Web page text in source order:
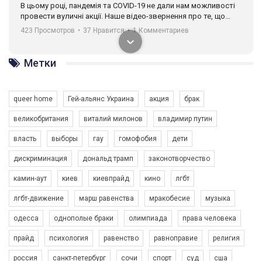
В цьому році, пандемія та COVІD-19 не дали нам можливості
провести вуличні акції. Наше відео-звернення про те, що
навіть коли ми у різних містах та не можемо зустрінеться, ми
разом. Ми закликаємо всіх хто поділяє цінності рівності та
солідарності, приєднатися до нас. Регіональні підрозділи
ГАУ є в 16 областях України.
Разом наш голос лунає гучніше!
423 Просмотров • 37 Нравится • 1 Комментариев
Зупинимо насильство проти ЛГБТ в Україні! Stop violence against LGBT in Ukraine!
6/30/2017
Емоційний та вражаючий промо-ролік на конкурс PACT, який
представляє програму "Гей-альянс Україна" з протидії
насильству проти ЛГБТ в Україні.
1.9K Просмотров • 226 Нравится • 5 Комментариев
Метки
queer home Гей-альянс Украина акция брак
великобритания виталий милонов владимир путин
власть выборы гау гомофобия дети
дискриминация дональд трамп законотворчество
камин-аут киев киевпрайд кино лгбт
лгбт-движение марш равенства мракобесие музыка
одесса однополые браки олимпиада права человека
прайд психология равенство равноправие религия
россия санкт-петербург сочи спорт суд сша